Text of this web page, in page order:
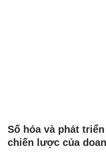
Số hóa và phát
chiến lược của